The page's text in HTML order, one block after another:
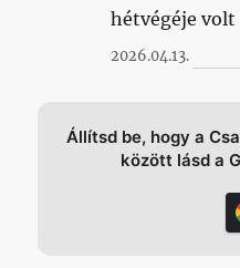
hétvégéje volt
2026.04.13.
Állítsd be, hogy a
között lásd a